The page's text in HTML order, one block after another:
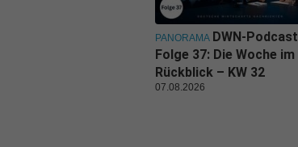
PANORAMA DWN-Podcast
Folge 37: Die Woche im
Rückblick – KW 32
07.08.2026